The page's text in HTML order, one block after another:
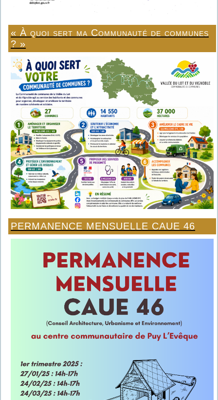
« À quoi sert ma Communauté de communes
? »
PERMANENCE MENSUELLE CAUE 46